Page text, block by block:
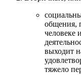
общения,
человеке
выходит
тяжело